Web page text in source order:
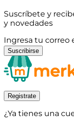
Suscríbete y
y novedades
Ingresa tu correo
Suscribirse
Registrate
¿Ya tienes una